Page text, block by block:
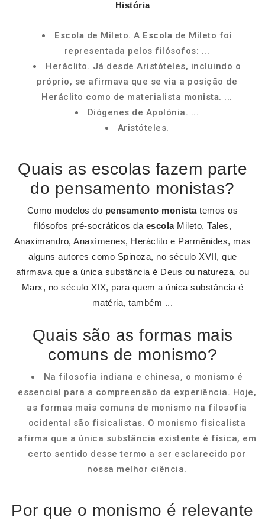
História
Escola de Mileto. A Escola de Mileto foi
representada pelos filósofos: ...
Heráclito. Já desde Aristóteles, incluindo o
próprio, se afirmava que se via a posição de
Heráclito como de materialista monista. ...
Diógenes de Apolónia. ...
Aristóteles.
Quais as escolas fazem parte
do pensamento monistas?
Como modelos do pensamento monistatemos os
filósofos pré-socráticos da escolaMileto, Tales,
Anaximandro, Anaxímenes, Heráclito e Parmênides, mas
alguns autores como Spinoza, no século XVII, que
afirmava que a única substância é Deus ou natureza, ou
Marx, no século XIX, para quem a única substância é
matéria, também ...
Quais são as formas mais
comuns de monismo?
Na filosofia indiana e chinesa, o monismo é
essencial para a compreensão da experiência. Hoje,
as formas mais comuns de monismo na filosofia
ocidental são fisicalistas. O monismo fisicalista
afirma que a única substância existente é física, em
certo sentido desse termo a ser esclarecido por
nossa melhor ciência.
Por que o monismo é relevante